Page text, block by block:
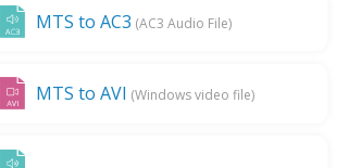
MTS to AC3 (AC3 Audio File)
MTS to AVI (Windows video file)